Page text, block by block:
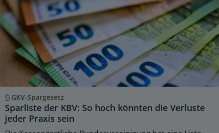
GKV-Spargesetz
Sparliste der KBV: So hoch könnten die Verluste
jeder Praxis sein